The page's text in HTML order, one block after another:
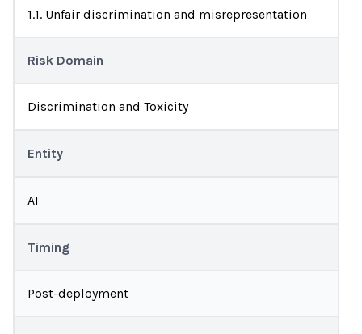
1.1. Unfair discrimination and misrepresentation
Risk Domain
Discrimination and Toxicity
Entity
AI
Timing
Post-deployment